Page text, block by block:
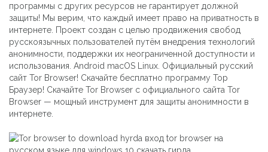
программы с других ресурсов не гарантирует должной
защиты! Мы верим, что каждый имеет право на приватность в
интернете. Проект создан с целью продвижения свобод
русскоязычных пользователей путём внедрения технологий
анонимности, поддержки их неограниченной доступности и
использования. Android macOS Linux. Официальный русский
сайт Tor Browser! Скачайте бесплатно программу Тор
Браузер! Скачайте Tor Browser с официального сайта Tor
Browser — мощный инструмент для защиты анонимности в
интернете.